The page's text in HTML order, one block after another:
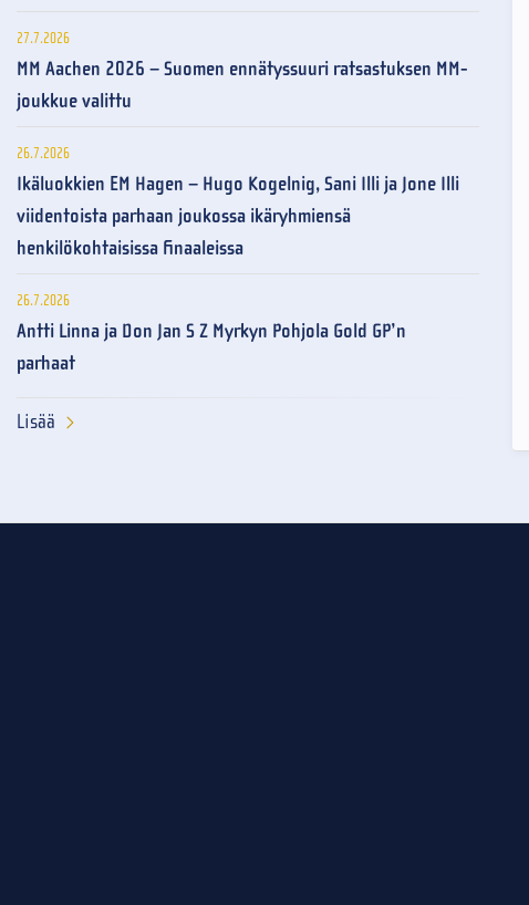
27.7.2026
MM Aachen 2026 – Suomen ennätyssuuri ratsastuksen MM-
joukkue valittu
26.7.2026
Ikäluokkien EM Hagen – Hugo Kogelnig, Sani Illi ja Jone Illi
viidentoista parhaan joukossa ikäryhmiensä
henkilökohtaisissa finaaleissa
26.7.2026
Antti Linna ja Don Jan S Z Myrkyn Pohjola Gold GP’n
parhaat
Lisää